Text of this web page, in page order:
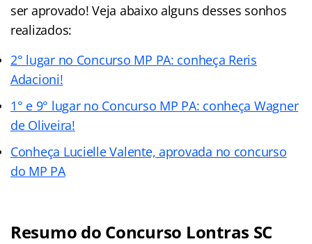
ser aprovado! Veja abaixo alguns desses sonhos
realizados:
2° lugar no Concurso MP PA: conheça Reris
Adacioni!
1° e 9° lugar no Concurso MP PA: conheça Wagner
de Oliveira!
Conheça Lucielle Valente, aprovada no concurso
do MP PA
Resumo do Concurso Lontras SC